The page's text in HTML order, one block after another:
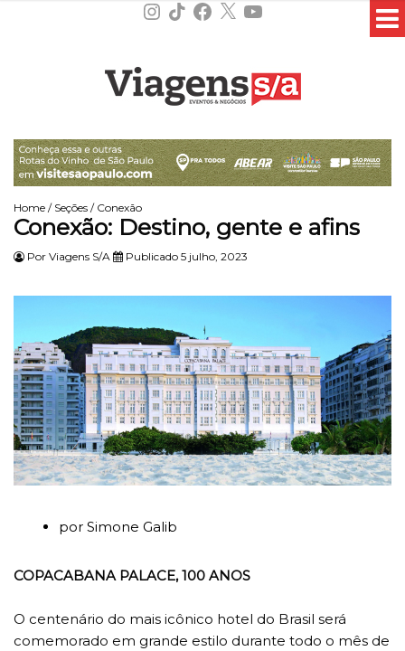
Instagram
TikTokFacebook
X YouTube
Home / Seções / Conexão
Conexão: Destino, gente e afins
Por Viagens S/A Publicado 5 julho, 2023
por Simone Galib
COPACABANA PALACE, 100 ANOS
O centenário do mais icônico hotel do Brasil será
comemorado em grande estilo durante todo o mês de